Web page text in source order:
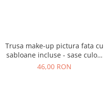
Trusa make-up pictura fata cu
sabloane incluse - sase culori
non-alergice - curcubeu si
46,00 RON